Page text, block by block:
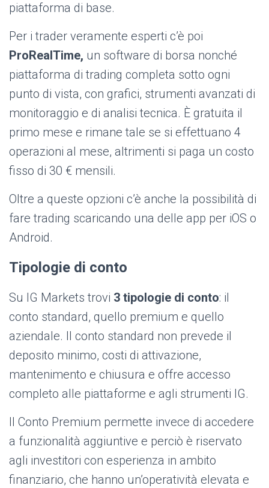
piattaforma di base.
Per i trader veramente esperti c’è poi
ProRealTime, un software di borsa nonché
piattaforma di trading completa sotto ogni
punto di vista, con grafici, strumenti avanzati di
monitoraggio e di analisi tecnica. È gratuita il
primo mese e rimane tale se si effettuano 4
operazioni al mese, altrimenti si paga un costo
fisso di 30 € mensili.
Oltre a queste opzioni c’è anche la possibilità di
fare trading scaricando una delle app per iOS o
Android.
Tipologie di conto
Su IG Markets trovi 3 tipologie di conto: il
conto standard, quello premium e quello
aziendale. Il conto standard non prevede il
deposito minimo, costi di attivazione,
mantenimento e chiusura e offre accesso
completo alle piattaforme e agli strumenti IG.
Il Conto Premium permette invece di accedere
a funzionalità aggiuntive e perciò è riservato
agli investitori con esperienza in ambito
finanziario, che hanno un’operatività elevata e